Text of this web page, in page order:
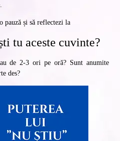
pauză și să reflectezi la
tu aceste cuvinte?
de 2-3 ori pe oră? Sunt anumite
des?